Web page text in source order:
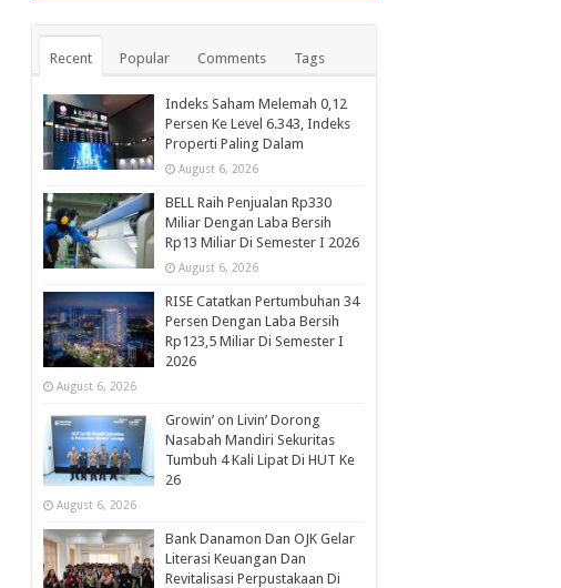
Recent Popular Comments Tags
Indeks Saham Melemah 0,12
Persen Ke Level 6.343, Indeks
Properti Paling Dalam
August 6, 2026
BELL Raih Penjualan Rp330
Miliar Dengan Laba Bersih
Rp13 Miliar Di Semester I 2026
August 6, 2026
RISE Catatkan Pertumbuhan 34
Persen Dengan Laba Bersih
Rp123,5 Miliar Di Semester I
2026
August 6, 2026
Growin’ on Livin’ Dorong
Nasabah Mandiri Sekuritas
Tumbuh 4 Kali Lipat Di HUT Ke
26
August 6, 2026
Bank Danamon Dan OJK Gelar
Literasi Keuangan Dan
Revitalisasi Perpustakaan Di